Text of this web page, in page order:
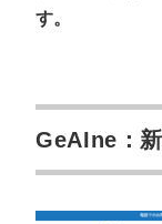
す。
GeAIne：